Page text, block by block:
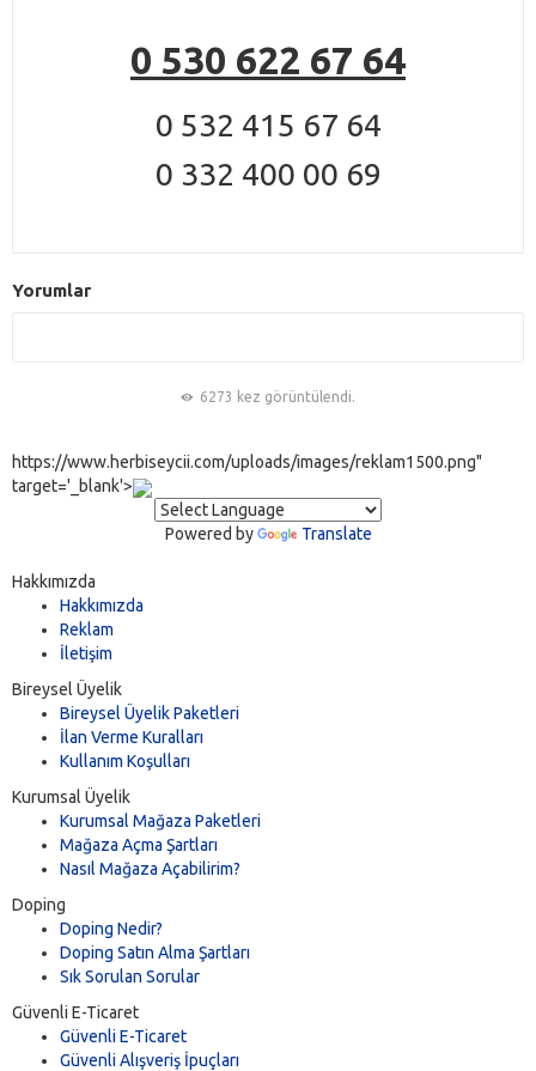
0 530 622 67 64
0 532 415 67 64
0 332 400 00 69
Yorumlar
6273 kez görüntülendi.
https://www.herbiseycii.com/uploads/images/reklam1500.png"
target='_blank'>
Powered by Translate
Hakkımızda
Hakkımızda
Reklam
İletişim
Bireysel Üyelik
Bireysel Üyelik Paketleri
İlan Verme Kuralları
Kullanım Koşulları
Kurumsal Üyelik
Kurumsal Mağaza Paketleri
Mağaza Açma Şartları
Nasıl Mağaza Açabilirim?
Doping
Doping Nedir?
Doping Satın Alma Şartları
Sık Sorulan Sorular
Güvenli E-Ticaret
Güvenli E-Ticaret
Güvenli Alışveriş İpuçları